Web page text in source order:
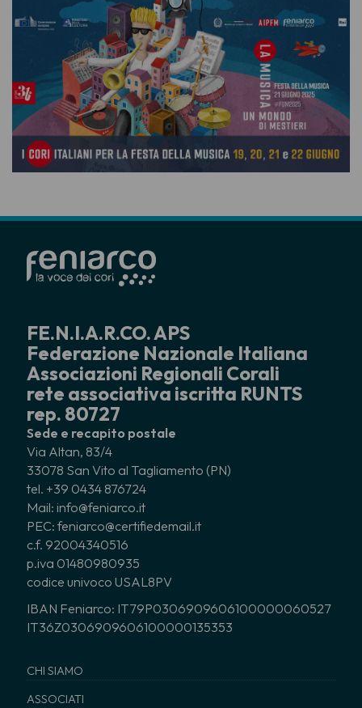
FE.N.I.A.R.CO. APS
Federazione Nazionale Italiana
Associazioni Regionali Corali
rete associativa iscritta RUNTS
rep. 80727
Sede e recapito postale
Via Altan, 83/4
33078 San Vito al Tagliamento (PN)
tel. +39 0434 876724
Mail: info@feniarco.it
PEC: feniarco@certifiedemail.it
c.f. 92004340516
p.iva 01480980935
codice univoco USAL8PV
IBAN Feniarco: IT79P0306909606100000060527
IT36Z0306909606100000135353
CHI SIAMO
ASSOCIATI